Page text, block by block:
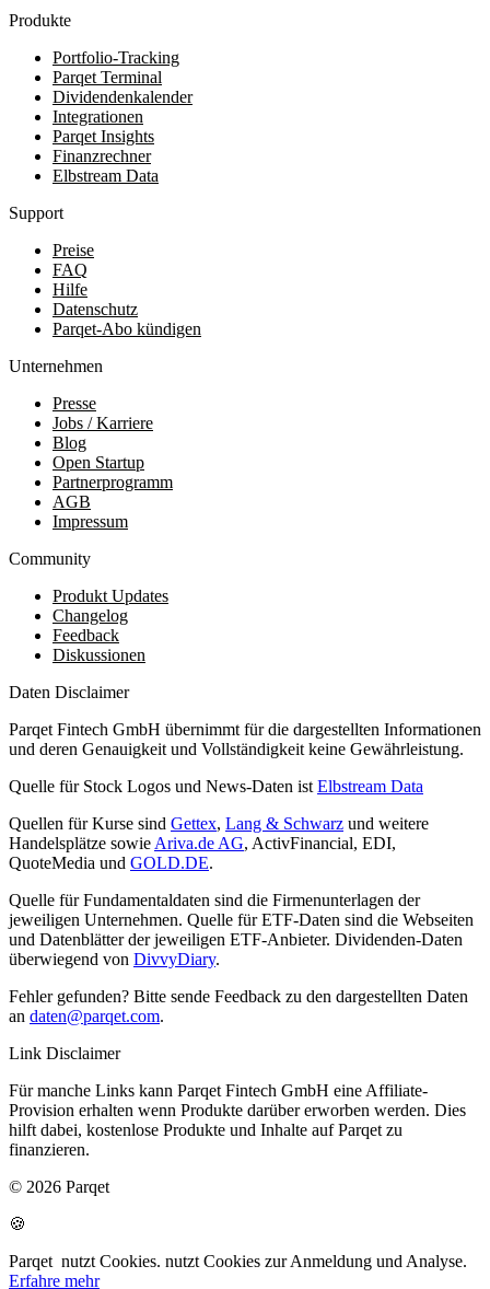
Produkte
Portfolio-Tracking
Parqet Terminal
Dividendenkalender
Integrationen
Parqet Insights
Finanzrechner
Elbstream Data
Support
Preise
FAQ
Hilfe
Datenschutz
Parqet-Abo kündigen
Unternehmen
Presse
Jobs / Karriere
Blog
Open Startup
Partnerprogramm
AGB
Impressum
Community
Produkt Updates
Changelog
Feedback
Diskussionen
Daten Disclaimer
Parqet Fintech GmbH übernimmt für die dargestellten Informationen
und deren Genauigkeit und Vollständigkeit keine Gewährleistung.
Quelle für Stock Logos und News-Daten ist Elbstream Data
Quellen für Kurse sind Gettex, Lang & Schwarz und weitere
Handelsplätze sowie Ariva.de AG, ActivFinancial, EDI,
QuoteMedia und GOLD.DE.
Quelle für Fundamentaldaten sind die Firmenunterlagen der
jeweiligen Unternehmen. Quelle für ETF-Daten sind die Webseiten
und Datenblätter der jeweiligen ETF-Anbieter. Dividenden-Daten
überwiegend von DivvyDiary.
Fehler gefunden? Bitte sende Feedback zu den dargestellten Daten
an daten@parqet.com.
Link Disclaimer
Für manche Links kann Parqet Fintech GmbH eine Affiliate-
Provision erhalten wenn Produkte darüber erworben werden. Dies
hilft dabei, kostenlose Produkte und Inhalte auf Parqet zu
finanzieren.
© 2026 Parqet
🍪
Parqet nutzt Cookies. nutzt Cookies zur Anmeldung und Analyse.
Erfahre mehr